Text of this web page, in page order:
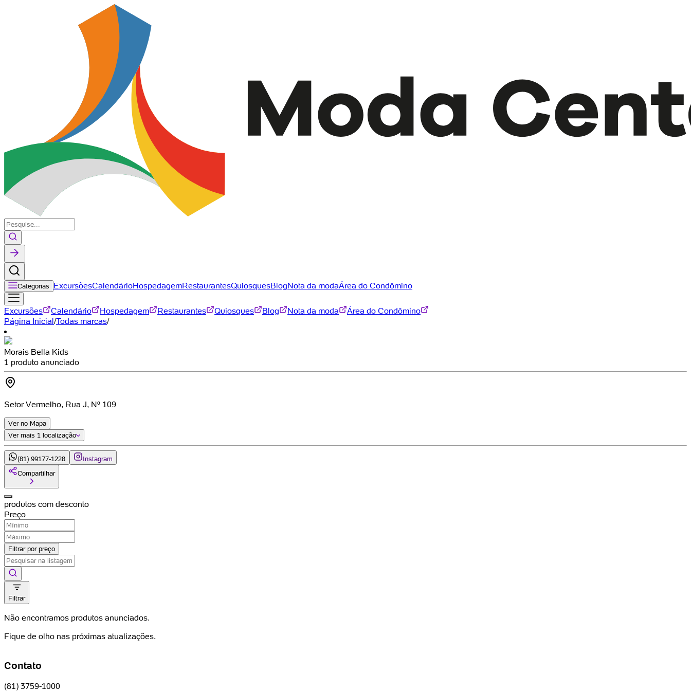
Categorias ExcursõesCalendárioHospedagemRestaurantesQuiosquesBlogNota da modaÁrea do Condômino
Excursões Calendário Hospedagem Restaurantes Quiosques Blog Nota da moda
Área do Condômino
Página Inicial/Todas marcas/
Morais Bella Kids
1 produto anunciado
Setor Vermelho, Rua J, Nº 109
Ver no Mapa
Ver mais 1 localização
(81) 99177-1228
Instagram
Compartilhar
produtos com desconto
Preço
Filtrar por preço
Filtrar
Não encontramos produtos anunciados.
Fique de olho nas próximas atualizações.
Contato
(81) 3759-1000